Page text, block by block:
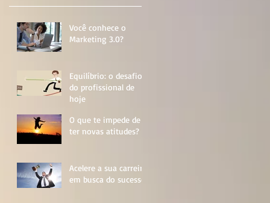
Você conhece o
Marketing 3.0?
Equilíbrio: o desafio
do profissional de
hoje
O que te impede de
ter novas atitudes?
Acelere a sua carreira
em busca do sucesso